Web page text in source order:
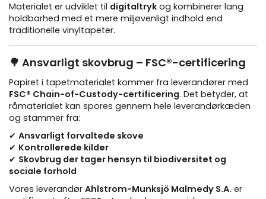
Materialet er udviklet til digitaltryk og kombinerer lang
holdbarhed med et mere miljøvenligt indhold end
traditionelle vinyltapeter.
🌳 Ansvarligt skovbrug – FSC®-certificering
Papiret i tapetmaterialet kommer fra leverandører med
FSC® Chain-of-Custody-certificering. Det betyder, at
råmaterialet kan spores gennem hele leverandørkæden
og stammer fra:
✔ Ansvarligt forvaltede skove
✔ Kontrollerede kilder
✔ Skovbrug der tager hensyn til biodiversitet og
sociale forhold
Vores leverandør Ahlstrom-Munksjö Malmedy S.A. er